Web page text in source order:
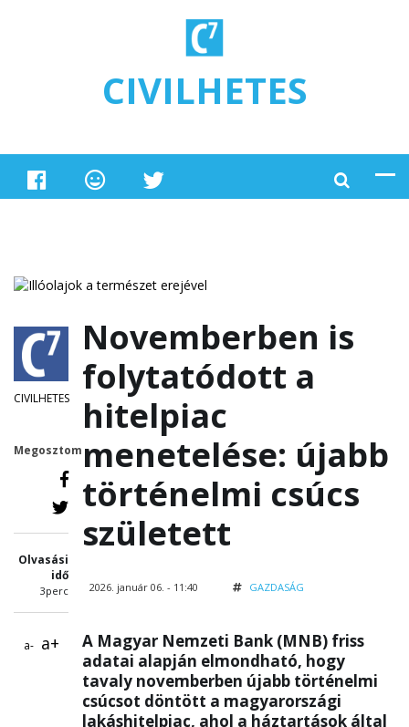
CIVILHETES
CIVILHETES
Megosztom
Olvasási
idő
3perc
a- a+
Novemberben is
folytatódott a
hitelpiac
menetelése: újabb
történelmi csúcs
született
2026. január 06. - 11:40 GAZDASÁG
A Magyar Nemzeti Bank (MNB) friss
adatai alapján elmondható, hogy
tavaly novemberben újabb történelmi
csúcsot döntött a magyarországi
lakáshitelpiac, ahol a háztartások által